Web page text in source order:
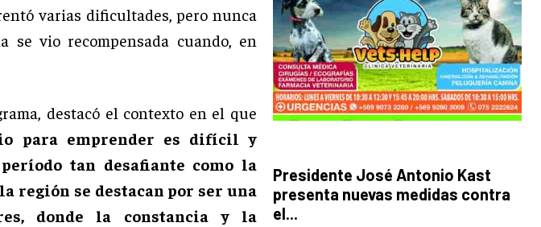
varias dificultades, pero nunca
se vio recompensada cuando, en
destacó el contexto en el que
para emprender es difícil y
tan desafiante como la
región se destacan por ser una
donde la constancia y la
Presidente José Antonio Kast
presenta nuevas medidas contra
el...